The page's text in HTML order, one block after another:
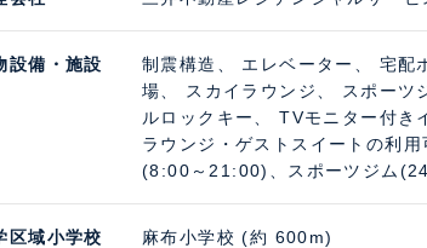
設備・施設
制震構造、 エレベーター、 宅配
場、 スカイラウンジ、 スポーツ
ルロックキー、 TVモニター付
ラウンジ・ゲストスイートの利
(8:00～21:00)、スポーツジム
区域小学校 麻布小学校 (約 600m)